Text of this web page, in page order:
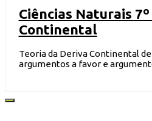
Ciências Naturais
Continental
Teoria da Deriva Continental
argumentos a favor e